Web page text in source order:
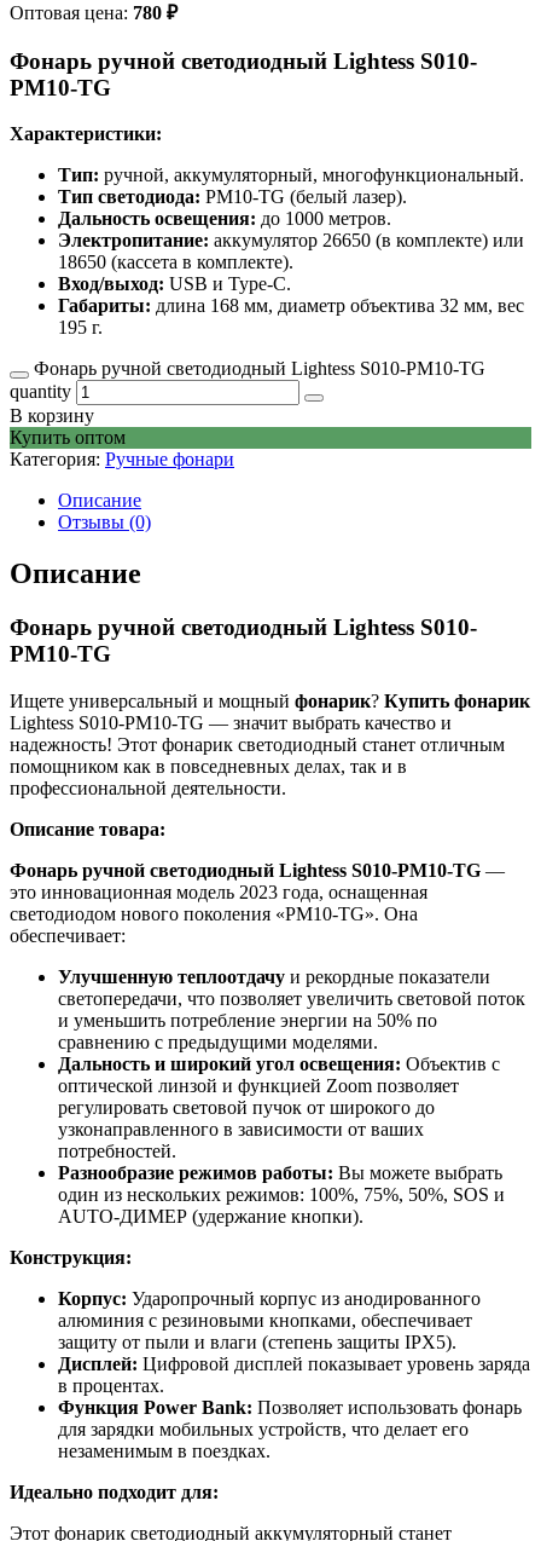
Оптовая цена: 780 ₽
Фонарь ручной светодиодный Lightess S010-
PM10-TG
Характеристики:
Тип: ручной, аккумуляторный, многофункциональный.
Тип светодиода: РМ10-TG (белый лазер).
Дальность освещения: до 1000 метров.
Электропитание: аккумулятор 26650 (в комплекте) или
18650 (кассета в комплекте).
Вход/выход: USB и Type-C.
Габариты: длина 168 мм, диаметр объектива 32 мм, вес
195 г.
Фонарь ручной светодиодный Lightess S010-PM10-TG
quantity
В корзину
Купить оптом
Категория: Ручные фонари
Описание
Отзывы (0)
Описание
Фонарь ручной светодиодный Lightess S010-
PM10-TG
Ищете универсальный и мощный фонарик? Купить фонарик
Lightess S010-PM10-TG — значит выбрать качество и
надежность! Этот фонарик светодиодный станет отличным
помощником как в повседневных делах, так и в
профессиональной деятельности.
Описание товара:
Фонарь ручной светодиодный Lightess S010-PM10-TG —
это инновационная модель 2023 года, оснащенная
светодиодом нового поколения «РМ10-TG». Она
обеспечивает:
Улучшенную теплоотдачу и рекордные показатели
светопередачи, что позволяет увеличить световой поток
и уменьшить потребление энергии на 50% по
сравнению с предыдущими моделями.
Дальность и широкий угол освещения: Объектив с
оптической линзой и функцией Zoom позволяет
регулировать световой пучок от широкого до
узконаправленного в зависимости от ваших
потребностей.
Разнообразие режимов работы: Вы можете выбрать
один из нескольких режимов: 100%, 75%, 50%, SOS и
AUTO-ДИМЕР (удержание кнопки).
Конструкция:
Корпус: Ударопрочный корпус из анодированного
алюминия с резиновыми кнопками, обеспечивает
защиту от пыли и влаги (степень защиты IPX5).
Дисплей: Цифровой дисплей показывает уровень заряда
в процентах.
Функция Power Bank: Позволяет использовать фонарь
для зарядки мобильных устройств, что делает его
незаменимым в поездках.
Идеально подходит для:
Этот фонарик светодиодный аккумуляторный станет